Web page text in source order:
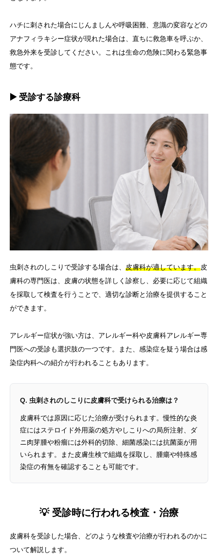
ハチに刺された場合にじんましんや呼吸困難、意識の変容などの
アナフィラキシー症状が現れた場合は、直ちに救急車を呼ぶか、
救急外来を受診してください。これは生命の危険に関わる緊急事
態です。
▶️ 受診する診療科
虫刺されのしこりで受診する場合は、 皮膚科が適しています。皮
膚科の専門医は、皮膚の状態を詳しく診察し、必要に応じて組織
を採取して検査を行うことで、適切な診断と治療を提供すること
ができます。
アレルギー症状が強い方は、アレルギー科や皮膚科アレルギー専
門医への受診も選択肢の一つです。また、感染症を疑う場合は感
染症内科への紹介が行われることもあります。
Q. 虫刺されのしこりに皮膚科で受けられる治療は？
皮膚科では原因に応じた治療が受けられます。慢性的な炎
症にはステロイド外用薬の処方やしこりへの局所注射、ダ
ニ肉芽腫や粉瘤には外科的切除、細菌感染には抗菌薬が用
いられます。また皮膚生検で組織を採取し、腫瘍や特殊感
染症の有無を確認することも可能です。
💡 受診時に行われる検査・治療
皮膚科を受診した場合、どのような検査や治療が行われるのかに
ついて解説します。